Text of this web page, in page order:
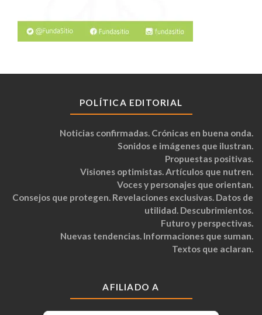
POLÍTICA EDITORIAL
Noticias confirmadas. Crónicas en buena onda.
Sonidos e imágenes que ilustran.
Propuestas positivas.
Visiones optimistas. Artículos que nutren.
Voces y personajes que orientan.
Consejos que protegen. Revelaciones exclusivas. Datos de
utilidad. Descubrimientos.
Futuro y perspectivas.
Nuevas tendencias. Informaciones que suman.
Textos que aclaran.
AFILIADO A